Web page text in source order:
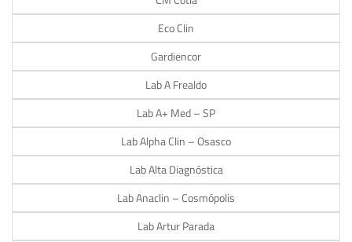
Eco Clin
Gardiencor
Lab A Frealdo
Lab A+ Med – SP
Lab Alpha Clin – Osasco
Lab Alta Diagnóstica
Lab Anaclin – Cosmópolis
Lab Artur Parada